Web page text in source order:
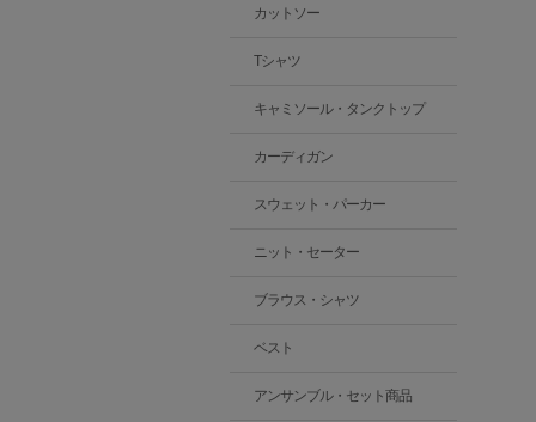
カットソー
Tシャツ
キャミソール・タンクトップ
カーディガン
スウェット・パーカー
ニット・セーター
ブラウス・シャツ
ベスト
アンサンブル・セット商品